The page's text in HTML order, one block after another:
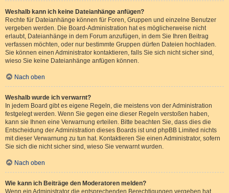
Weshalb kann ich keine Dateianhänge anfügen?
Rechte für Dateianhänge können für Foren, Gruppen und einzelne Benutzer
vergeben werden. Die Board-Administration hat es möglicherweise nicht
erlaubt, Dateianhänge in dem Forum anzufügen, in dem Sie Ihren Beitrag
verfassen möchten, oder nur bestimmte Gruppen dürfen Dateien hochladen.
Sie können einen Administrator kontaktieren, falls Sie sich nicht sicher sind,
wieso Sie keine Dateianhänge anfügen können.
Nach oben
Weshalb wurde ich verwarnt?
In jedem Board gibt es eigene Regeln, die meistens von der Administration
festgelegt werden. Wenn Sie gegen eine dieser Regeln verstoßen haben,
kann sie Ihnen eine Verwarnung erteilen. Bitte beachten Sie, dass dies die
Entscheidung der Administration dieses Boards ist und phpBB Limited nichts
mit dieser Verwarnung zu tun hat. Kontaktieren Sie einen Administrator, sofern
Sie sich die nicht sicher sind, wieso Sie verwarnt wurden.
Nach oben
Wie kann ich Beiträge den Moderatoren melden?
Wenn ein Administrator die entsprechenden Berechtigungen vergeben hat,